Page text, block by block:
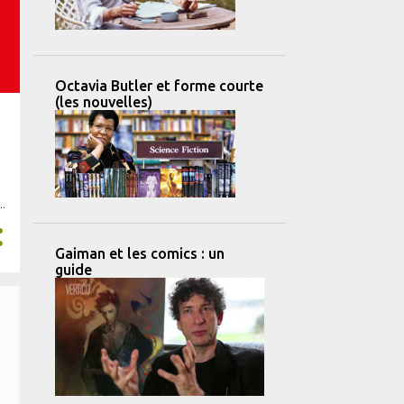
Octavia Butler et forme courte
(les nouvelles)
Gaiman et les comics : un
guide